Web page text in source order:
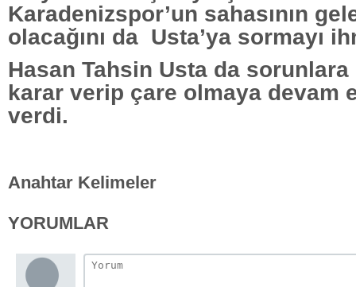
Karadenizspor’un sahasının
olacağını da Usta’ya sormayı
Hasan Tahsin Usta da
karar verip çare olmaya devam
verdi.
Anahtar Kelimeler
YORUMLAR